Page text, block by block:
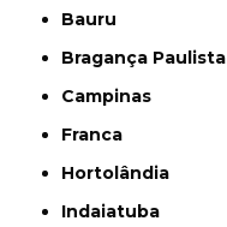
Bauru
Bragança Paulista
Campinas
Franca
Hortolândia
Indaiatuba